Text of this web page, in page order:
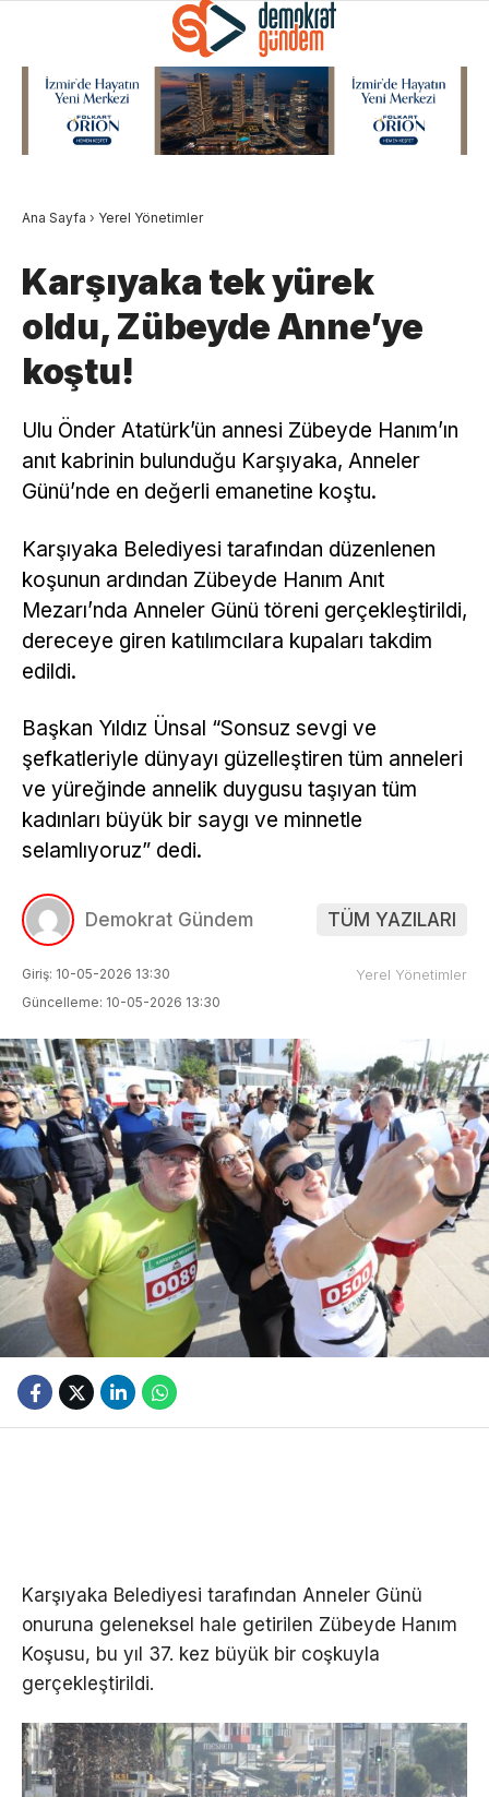
Ana Sayfa › Yerel Yönetimler
Karşıyaka tek yürek
oldu, Zübeyde Anne’ye
koştu!
Ulu Önder Atatürk’ün annesi Zübeyde Hanım’ın
anıt kabrinin bulunduğu Karşıyaka, Anneler
Günü’nde en değerli emanetine koştu.
Karşıyaka Belediyesi tarafından düzenlenen
koşunun ardından Zübeyde Hanım Anıt
Mezarı’nda Anneler Günü töreni gerçekleştirildi,
dereceye giren katılımcılara kupaları takdim
edildi.
Başkan Yıldız Ünsal “Sonsuz sevgi ve
şefkatleriyle dünyayı güzelleştiren tüm anneleri
ve yüreğinde annelik duygusu taşıyan tüm
kadınları büyük bir saygı ve minnetle
selamlıyoruz” dedi.
Demokrat Gündem TÜM YAZILARI
Giriş: 10-05-2026 13:30
Güncelleme: 10-05-2026 13:30
Yerel Yönetimler
Karşıyaka Belediyesi tarafından Anneler Günü
onuruna geleneksel hale getirilen Zübeyde Hanım
Koşusu, bu yıl 37. kez büyük bir coşkuyla
gerçekleştirildi.